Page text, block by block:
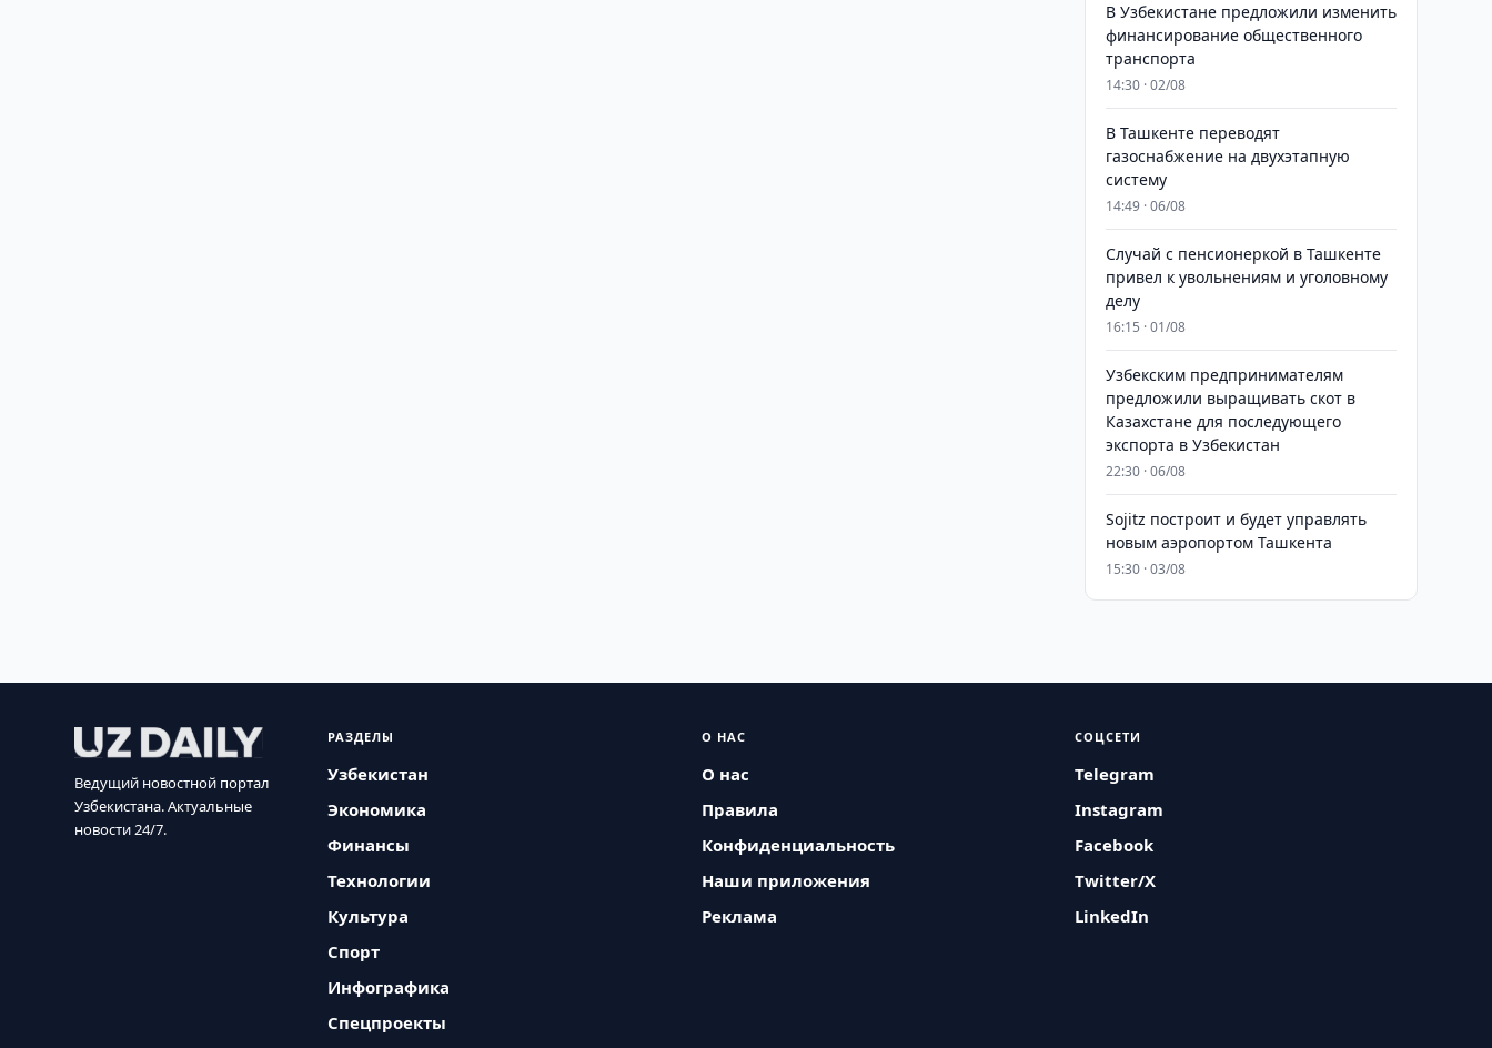
В Узбекистане предложили изменить
финансирование общественного
транспорта
14:30 · 02/08
В Ташкенте переводят
газоснабжение на двухэтапную
систему
14:49 · 06/08
Случай с пенсионеркой в Ташкенте
привел к увольнениям и уголовному
делу
16:15 · 01/08
Узбекским предпринимателям
предложили выращивать скот в
Казахстане для последующего
экспорта в Узбекистан
22:30 · 06/08
Sojitz построит и будет управлять
новым аэропортом Ташкента
15:30 · 03/08
Ведущий новостной портал
Узбекистана. Актуальные
новости 24/7.
РАЗДЕЛЫ
Узбекистан
Экономика
Финансы
Технологии
Культура
Спорт
Инфографика
Спецпроекты
О НАС
О нас
Правила
Конфиденциальность
Наши приложения
Реклама
СОЦСЕТИ
Telegram
Instagram
Facebook
Twitter/X
LinkedIn